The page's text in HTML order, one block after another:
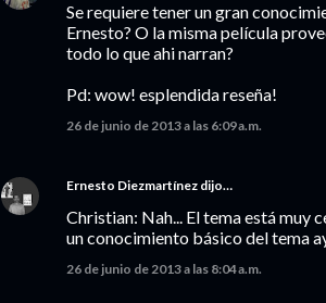
Se requiere tener un gran
Ernesto? O la misma película
todo lo que ahi narran?
Pd: wow! esplendida reseña!
26 de junio de 2013 a las 6:09 a.m.
Ernesto Diezmartínez dijo…
Christian: Nah... El tema está muy
un conocimiento básico del tema
26 de junio de 2013 a las 8:04 a.m.